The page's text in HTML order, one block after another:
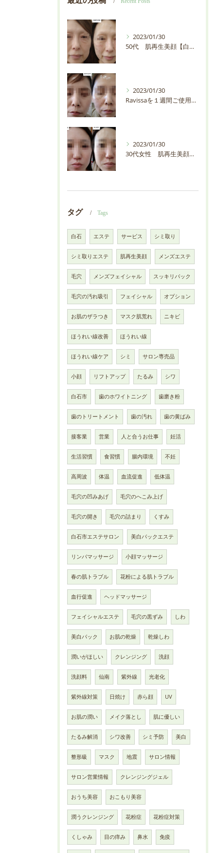
2023/01/30
50代 肌再生美顔【白石市・プライベートサロンEMIAS】
2023/01/30
Ravissaを１週間ご使用の30代お客様の輪郭が変わりすぎ【白石市・プライベートサロンEMIAS】
2023/01/30
30代女性 肌再生美顔【白石市・プライベートサロンEMIAS】
タグ Tags
白石 エステ サービス シミ取り
シミ取りエステ 肌再生美顔 メンズエステ
毛穴 メンズフェイシャル スッキリパック
毛穴の汚れ吸引 フェイシャル オプション
お肌のザラつき マスク肌荒れ ニキビ
ほうれい線改善 ほうれい線
ほうれい線ケア シミ サロン専売品
小顔 リフトアップ たるみ シワ
白石市 歯のホワイトニング 歯磨き粉
歯のトリートメント 歯の汚れ 歯の黄ばみ
接客業 営業 人と合うお仕事 妊活
生活習慣 食習慣 腸内環境 不妊
高周波 体温 血流促進 低体温
毛穴の凹みあげ 毛穴のへこみ上げ
毛穴の開き 毛穴の詰まり くすみ
白石市エステサロン 美白パックエステ
リンパマッサージ 小顔マッサージ
春の肌トラブル 花粉による肌トラブル
血行促進 ヘッドマッサージ
フェイシャルエステ 毛穴の黒ずみ しわ
美白パック お肌の乾燥 乾燥しわ
潤いがほしい クレンジング 洗顔
洗顔料 仙南 紫外線 光老化
紫外線対策 日焼け 赤ら顔 UV
お肌の潤い メイク落とし 肌に優しい
たるみ解消 シワ改善 シミ予防 美白
整形級 マスク 地震 サロン情報
サロン営業情報 クレンジングジェル
おうち美容 おこもり美容
潤うクレンジング 花粉症 花粉症対策
くしゃみ 目の痒み 鼻水 免疫